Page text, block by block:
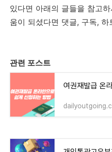
있다면 아래의 글들을 참고
움이 되셨다면 댓글, 구독,
관련 포스트
여권재발급 온